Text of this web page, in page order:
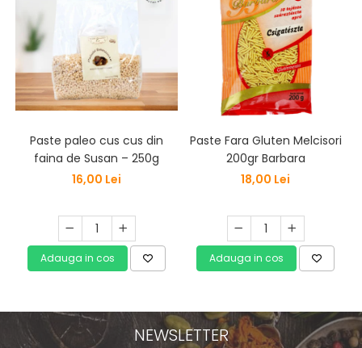
Paste paleo cus cus din
faina de Susan – 250g
16,00 Lei
Adauga in cos
Paste Fara Gluten Melcisori
200gr Barbara
18,00 Lei
Adauga in cos
NEWSLETTER